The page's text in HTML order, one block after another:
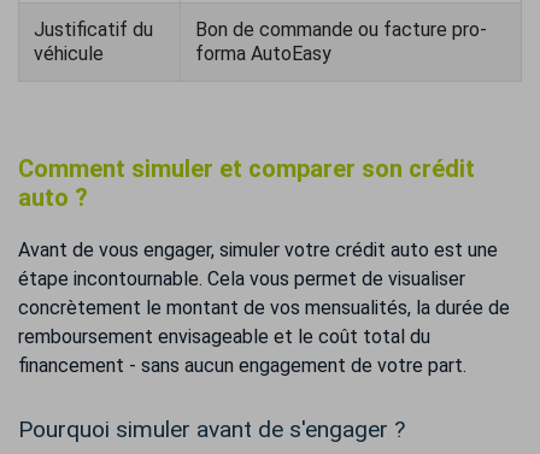
Justificatif du
véhicule
Bon de commande ou facture pro-
forma AutoEasy
Comment simuler et comparer son crédit
auto ?
Avant de vous engager, simuler votre crédit auto est une
étape incontournable. Cela vous permet de visualiser
concrètement le montant de vos mensualités, la durée de
remboursement envisageable et le coût total du
financement - sans aucun engagement de votre part.
Pourquoi simuler avant de s'engager ?